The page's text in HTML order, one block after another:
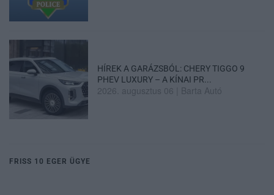
HÍREK A GARÁZSBÓL: CHERY TIGGO 9
PHEV LUXURY – A KÍNAI PR...
2026. augusztus 06 Barta Autó
FRISS 10 EGER ÜGYE